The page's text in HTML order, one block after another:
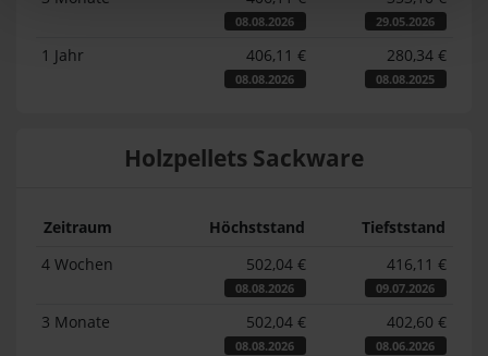
08.08.2026 29.05.2026
1 Jahr 406,11 €
08.08.2026
280,34 €
08.08.2025
Holzpellets Sackware
Zeitraum Höchststand
Tiefststand
4 Wochen
502,04 €
08.08.2026
416,11 €
09.07.2026
3 Monate 502,04 €
08.08.2026
402,60 €
08.06.2026